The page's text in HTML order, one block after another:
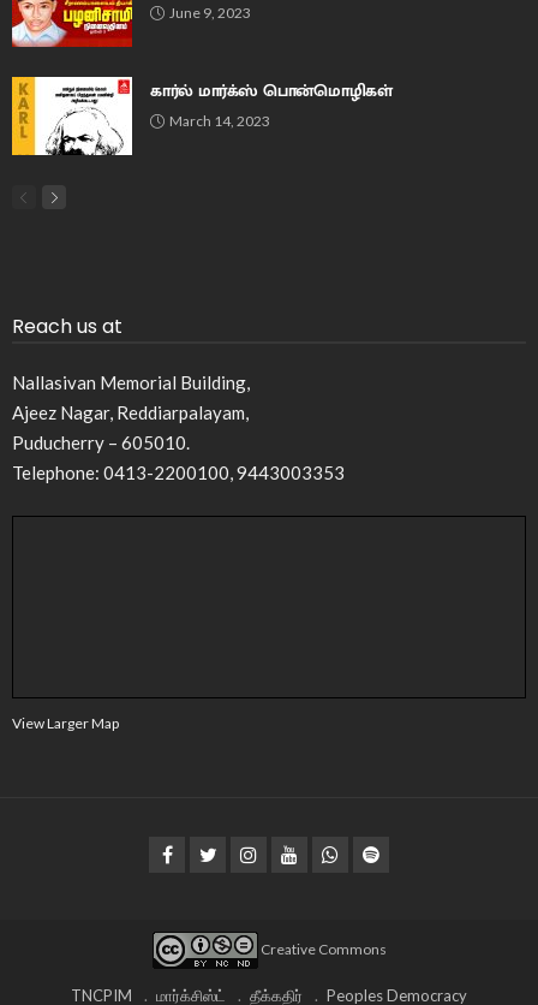
June 9, 2023
கார்ல் மார்க்ஸ் பொன்மொழிகள்
March 14, 2023
Reach us at
Nallasivan Memorial Building,
Ajeez Nagar, Reddiarpalayam,
Puducherry – 605010.
Telephone: 0413-2200100, 9443003353
View Larger Map
Creative Commons
TNCPIM மார்க்சிஸ்ட் தீக்கதிர் Peoples Democracy